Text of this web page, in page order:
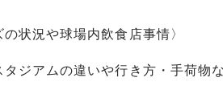
状況や球場内飲食店事情〉
ジアムの違いや行き方・手荷物